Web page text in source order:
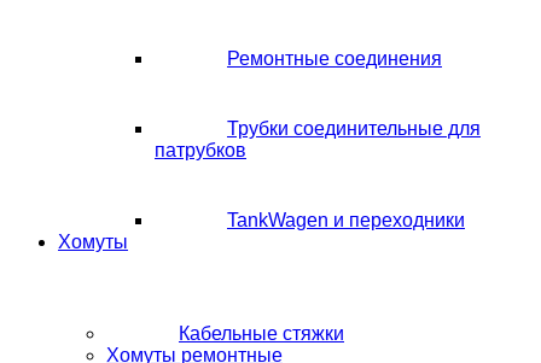
Ремонтные соединения
Трубки соединительные для
патрубков
TankWagen и переходники
Хомуты
Кабельные стяжки
Хомуты ремонтные